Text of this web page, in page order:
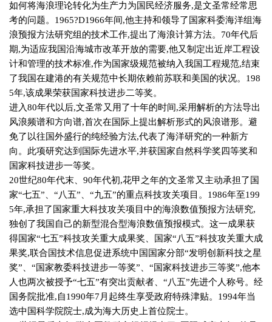
如何将海浪理论转化为生产力为国民经济服务,是文圣常经常思
考的问题。 1965?D1966年间,他主持和领导了国家科委海洋组海
浪预报方法研究组的技术工作,提出了海浪计算方法。 70年代后
期,为适应我国沿海城市改革开放的需要,他又制定出近岸工程设
计和管理的技术标准,作为国家级规范被纳入我国工程规范,结束
了我国在建港的有关规范中长期依赖前苏联和美国的状况。 198
5年,该成果荣获国家科技进步二等奖。
进入80年代以后,文圣常又用了十年的时间,采用解析的方法导出
风浪频谱和方向谱,首次在国际上提出解析形式的风浪谱形。避
免了以往国外盛行的纯经验方法,代表了海洋研究的一种新方
向。此项研究达到国际先进水平,并获国家自然科学奖四等奖和
国家科技进步一等奖。
20世纪80年代末、 90年代初,花甲之年的文圣常又主动承担了国
家“七五”、“八五”、“九五”的重点科技攻关项目。 1986年至199
5年,承担了国家重大科技攻关项目中的海浪数值预报方法研究,
独创了我国自己的新型混合型海浪数值预报模式。这一成果获
得国家“七五”科技攻关重大成果奖、国家“八五”科技攻关重大成
果奖,联合国技术信息促进系统中国国家分部“发明创新科技之星
奖”、“国家教委科技进步一等奖”、“国家科技进步三等奖”,他本
人也两次被授予“七五”有突出贡献者、“八五”先进个人称号。经
国务院批准,自1990年7月起终生享受政府特殊津贴。 1994年当
选中国科学院院士,成为海大历史上首位院士。